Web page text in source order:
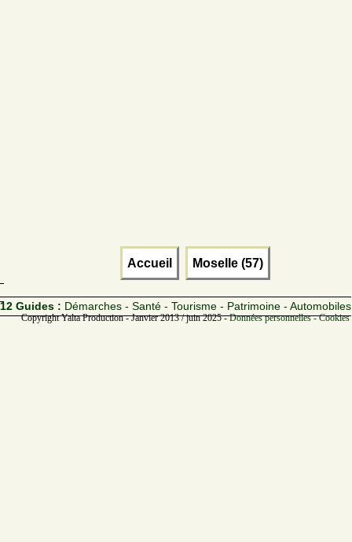
Accueil Moselle (57)
12 Guides : Démarches - Santé - Tourisme - Patrimoine - Automobiles
Copyright Yalta Production - Janvier 2013 / juin 2025 -Données personnelles -